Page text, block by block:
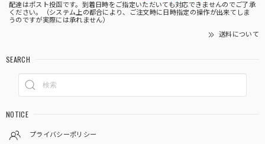
配達はポスト投函です。到着日時をご指定いただいても対応できませんのでご了承
ください。（システム上の都合により、ご注文時に日時指定の操作が出来てしま
うのですが実際には承れません）
送料について
SEARCH
NOTICE
プライバシーポリシー